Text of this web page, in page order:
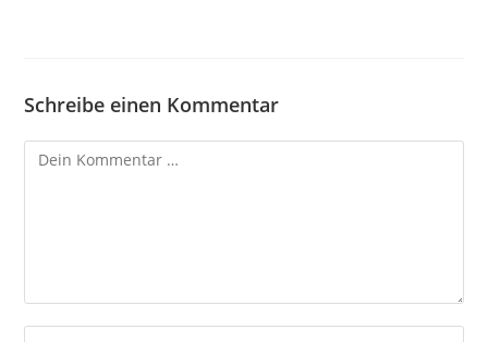
Schreibe einen Kommentar